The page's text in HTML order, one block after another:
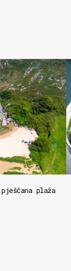
plaža